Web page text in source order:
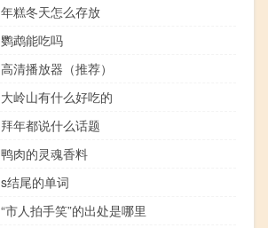
年糕冬天怎么存放
鹦鹉能吃吗
高清播放器（推荐）
大岭山有什么好吃的
拜年都说什么话题
鸭肉的灵魂香料
s结尾的单词
“市人拍手笑”的出处是哪里